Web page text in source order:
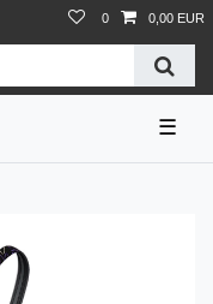
0 0,00 EUR
☰